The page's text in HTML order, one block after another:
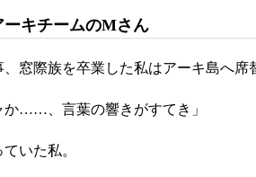
ーキチームのMさん
窓際族を卒業した私はアーキ島へ席
……、言葉の響きがすてき」
いた私。